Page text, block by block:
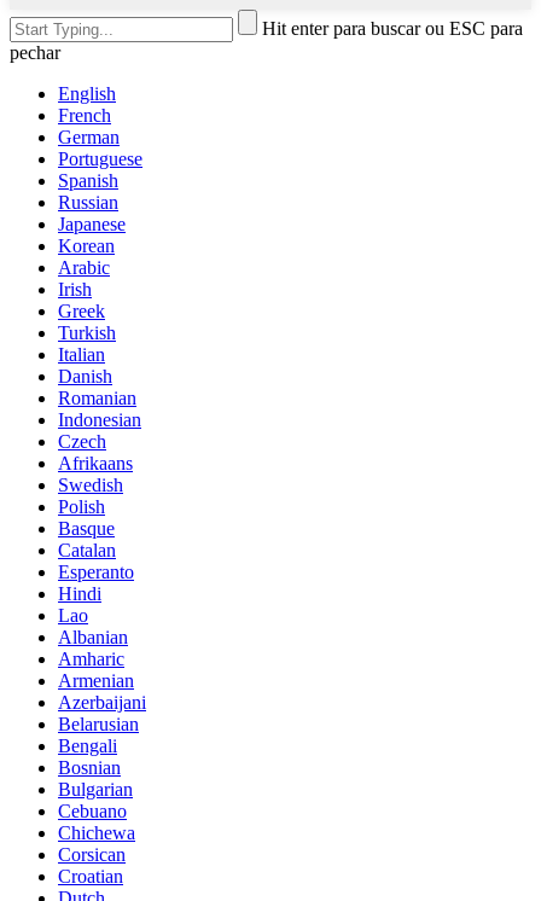
Hit enter para buscar ou ESC para
pechar
English
French
German
Portuguese
Spanish
Russian
Japanese
Korean
Arabic
Irish
Greek
Turkish
Italian
Danish
Romanian
Indonesian
Czech
Afrikaans
Swedish
Polish
Basque
Catalan
Esperanto
Hindi
Lao
Albanian
Amharic
Armenian
Azerbaijani
Belarusian
Bengali
Bosnian
Bulgarian
Cebuano
Chichewa
Corsican
Croatian